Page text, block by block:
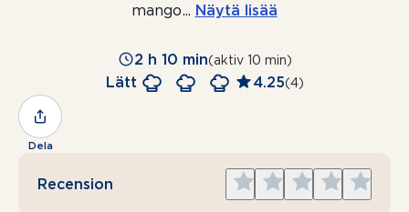
mango... Näytä lisää
2 h 10 min(aktiv 10 min)
Lätt 4.25(4)
Dela
Recension
Give
5
Give
4
Give
3
Give
2
Give
1